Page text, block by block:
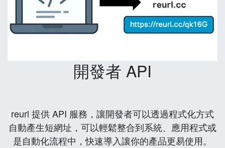
開發者 API
reurl 提供 API 服務，讓開發者可以透過程式化方式
自動產生短網址，可以輕鬆整合到系統、應用程式或
是自動化流程中，快速導入讓你的產品更易使用。